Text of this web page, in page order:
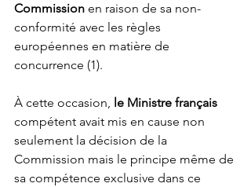
Commission en raison de sa non-
conformité avec les règles
européennes en matière de
concurrence (1).
À cette occasion, le Ministre français
compétent avait mis en cause non
seulement la décision de la
Commission mais le principe même de
sa compétence exclusive dans ce